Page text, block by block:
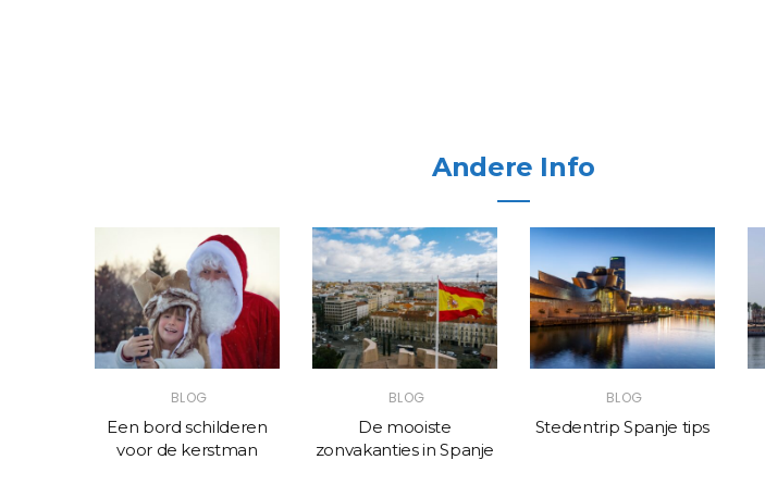
Andere Info
BLOG
Een bord schilderen
voor de kerstman
BLOG
De mooiste
zonvakanties in Spanje
BLOG
Stedentrip Spanje tips